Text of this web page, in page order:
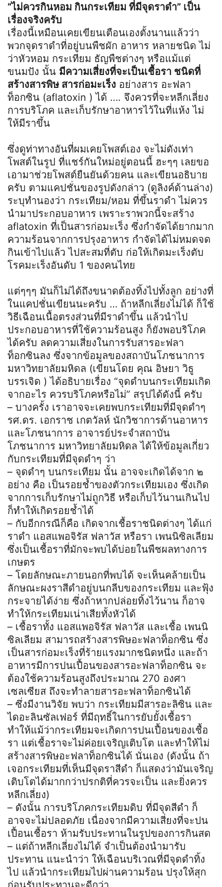
“ไม่ควรกินหอม กินกระเทียม ที่มีจุดราดำ” เป็น
เรื่องจริงครับ
เรื่องนี้เหมือนเคยเขียนเตือนเองตั้งนานแล้วว่า
พวกจุดราดำที่อยู่บนพืชผัก อาหาร หลายชนิด ไม่
ว่าหัวหอม กระเทียม ธัญพืชต่างๆ หรือแม้แต่
ขนมปัง นั้น มีความเสี่ยงที่จะเป็นเชื้อรา ชนิดที่
สร้างสารพิษ สารก่อมะเร็ง อย่างสาร อะฟลา
ท็อกซิน (aflatoxin ) ได้ …. จึงควรที่จะหลีกเลี่ยง
การบริโภค และเก็บรักษาอาหารไว้ในที่แห้ง ไม่
ให้มีราขึ้น
ซึ่งดูท่าทางอันที่ผมเคยโพสต์เอง จะไม่ดังเท่า
โพสต์ในรูป ที่แชร์กันใหม่อยู่ตอนนี้ ฮะๆๆ เลยขอ
เอามาช่วยโพสต์ยืนยันด้วยคน และเขียนอธิบาย
ครับ ตามแคปชั่นของรูปดังกล่าว (ดูลิงค์ด้านล่าง)
ระบุทำนองว่า กระเทียม/หอม ที่ขึ้นราดำ ไม่ควร
นำมาประกอบอาหาร เพราะราพวกนี้จะสร้าง
aflatoxin ที่เป็นสารก่อมะเร็ง ซึ่งกำจัดได้ยากมาก
ความร้อนจากการปรุงอาหาร กำจัดได้ไม่หมดจด
กินเข้าไปแล้ว ไปสะสมที่ตับ ก่อให้เกิดมะเร็งตับ
โรคมะเร็งอันดับ 1 ของคนไทย
แต่ๆๆๆ มันก็ไม่ได้ถึงขนาดต้องทิ้งไปทั้งลูก อย่างที่
ในแคปชั่นเขียนนะครับ … ถ้าหลีกเลี่ยงไม่ได้ ก็ใช้
วิธีเฉือนเนื้อตรงส่วนที่มีราดำขึ้น แล้วนำไป
ประกอบอาหารที่ใช้ความร้อนสูง ก็ยังพอบริโภค
ได้ครับ ลดความเสี่ยงในการรับสารอะฟลา
ท็อกซินลง ซึ่งจากข้อมูลของสถาบันโภชนาการ
มหาวิทยาลัยมหิดล (เขียนโดย คุณ อิษยา วิธู
บรรเจิด ) ได้อธิบายเรื่อง “จุดดำบนกระเทียมเกิด
จากอะไร ควรบริโภคหรือไม่” สรุปได้ดังนี้ ครับ
– บางครั้ง เราอาจจะเคยพบกระเทียมที่มีจุดดำๆ
รศ.ดร. เอกราช เกตวัลห์ นักวิชาการด้านอาหาร
และโภชนาการ อาจารย์ประจำสถาบัน
โภชนาการ มหาวิทยาลัยมหิดล ได้ให้ข้อมูลเกี่ยว
กับกระเทียมที่มีจุดดำๆ ว่า
– จุดดำๆ บนกระเทียม นั้น อาจจะเกิดได้จาก ๒
อย่าง คือ เป็นรอยช้ำของตัวกระเทียมเอง ซึ่งเกิด
จากการเก็บรักษาไม่ถูกวิธี หรือเก็บไว้นานเกินไป
ก็ทำให้เกิดรอยช้ำได้
– กับอีกกรณีก็คือ เกิดจากเชื้อราชนิดต่างๆ ได้แก่
ราดำ แอสแพอจิรัส ฟลาวัส หรือรา เพนนิซิลเลียม
ซึ่งเป็นเชื้อราที่มักจะพบได้บ่อยในพืชผลทางการ
เกษตร
– โดยลักษณะภายนอกที่พบได้ จะเห็นคล้ายเป็น
ลักษณะผงราสีดำอยู่บนกลีบของกระเทียม และฟุ้ง
กระจายได้ง่าย ซึ่งถ้าหากปล่อยทิ้งไว้นาน ก็อาจ
ทำให้กระเทียมเน่าเสียทั้งหัวได้
– เชื้อราทั้ง แอสแพอจิรัส ฟลาวัส และเชื้อ เพนนิ
ซิลเลียม สามารถสร้างสารพิษอะฟลาท็อกซิน ซึ่ง
เป็นสารก่อมะเร็งที่ร้ายแรงมากชนิดหนึ่ง และถ้า
อาหารมีการปนเปื้อนของสารอะฟลาท็อกซิน จะ
ต้องใช้ความร้อนสูงถึงประมาณ 270 องศา
เซลเซียส ถึงจะทำลายสารอะฟลาท็อกซินได้
– ซึ่งมีงานวิจัย พบว่า กระเทียมมีสารอะลิซิน และ
ไดอะลินซัลเฟอร์ ที่มีฤทธิ์ในการยับยั้งเชื้อรา
ทำให้แม้ว่ากระเทียมจะเกิดการปนเปื้อนของเชื้อ
รา แต่เชื้อราจะไม่ค่อยเจริญเติบโต และทำให้ไม่
สร้างสารพิษอะฟลาท็อกซินได้ นั่นเอง (ดังนั้น ถ้า
เจอกระเทียมที่เห็นมีจุดราสีดำ ก็แสดงว่ามันเจริญ
เติบโตได้มากกว่าปรกติที่ควรจะเป็น และยิ่งควร
หลีกเลี่ยง)
– ดังนั้น การบริโภคกระเทียมดิบ ที่มีจุดสีดำ ก็
อาจจะไม่ปลอดภัย เนื่องจากมีความเสี่ยงที่จะปน
เปื้อนเชื้อรา ห้ามรับประทานในรูปของการกินสด
– แต่ถ้าหลีกเลี่ยงไม่ได้ จำเป็นต้องนำมารับ
ประทาน แนะนำว่า ให้เฉือนบริเวณที่มีจุดดำทิ้ง
ไป แล้วนำกระเทียมไปผ่านความร้อน ปรุงให้สุก